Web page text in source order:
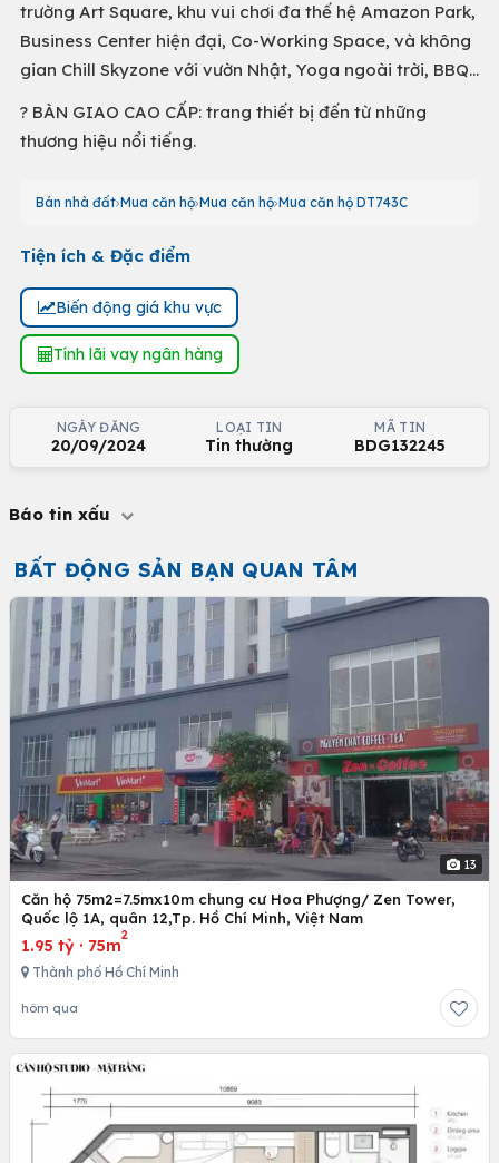
trường Art Square, khu vui chơi đa thế hệ Amazon Park,
Business Center hiện đại, Co-Working Space, và không
gian Chill Skyzone với vườn Nhật, Yoga ngoài trời, BBQ…
? BÀN GIAO CAO CẤP: trang thiết bị đến từ những
thương hiệu nổi tiếng.
Bán nhà đất Mua căn hộ Mua căn hộ Mua căn hộ DT743C
Tiện ích & Đặc điểm
Biến động giá khu vực
Tính lãi vay ngân hàng
NGÀY ĐĂNG
20/09/2024
LOẠI TIN
Tin thường
MÃ TIN
BDG132245
Báo tin xấu
BẤT ĐỘNG SẢN BẠN QUAN TÂM
13
Căn hộ 75m2=7.5mx10m chung cư Hoa Phượng/ Zen Tower,
Quốc lộ 1A, quân 12,Tp. Hồ Chí Minh, Việt Nam
1.95 tỷ · 75m
2
Thành phố Hồ Chí Minh
hôm qua